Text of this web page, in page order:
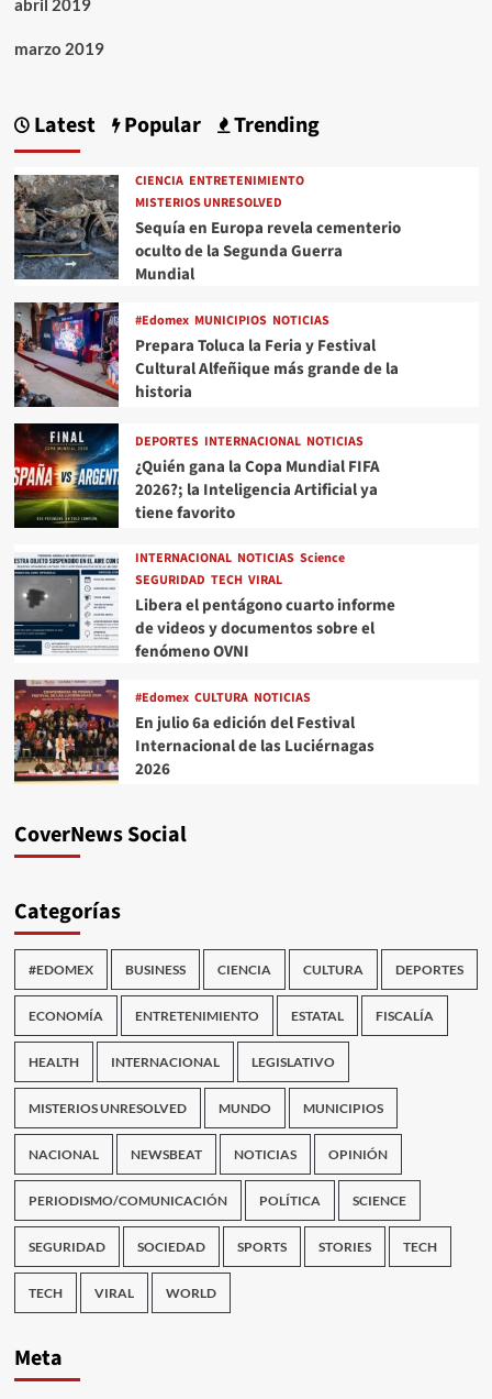
abril 2019
marzo 2019
Latest Popular Trending
CIENCIA ENTRETENIMIENTO
MISTERIOS UNRESOLVED
Sequía en Europa revela cementerio
oculto de la Segunda Guerra
Mundial
#Edomex MUNICIPIOS NOTICIAS
Prepara Toluca la Feria y Festival
Cultural Alfeñique más grande de la
historia
DEPORTES INTERNACIONAL NOTICIAS
¿Quién gana la Copa Mundial FIFA
2026?; la Inteligencia Artificial ya
tiene favorito
INTERNACIONAL NOTICIAS Science
SEGURIDAD TECH VIRAL
Libera el pentágono cuarto informe
de videos y documentos sobre el
fenómeno OVNI
#Edomex CULTURA NOTICIAS
En julio 6a edición del Festival
Internacional de las Luciérnagas
2026
CoverNews Social
Categorías
#EDOMEX BUSINESS CIENCIA CULTURA DEPORTES
ECONOMÍA ENTRETENIMIENTO ESTATAL FISCALÍA
HEALTH INTERNACIONAL LEGISLATIVO
MISTERIOS UNRESOLVED MUNDO MUNICIPIOS
NACIONAL NEWSBEAT NOTICIAS OPINIÓN
PERIODISMO/COMUNICACIÓN POLÍTICA SCIENCE
SEGURIDAD SOCIEDAD SPORTS STORIES TECH
TECH VIRAL WORLD
Meta